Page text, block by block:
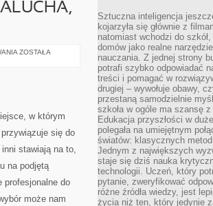
WYCZEKUJĄC
ZOSTAŁA
w którym
się do
stawiają na to,
na podjętą
profesjonalne do
może nam
Sztuczna inteligencja
kojarzyła się głównie z
natomiast wchodzi do
domów jako realne
nauczania. Z jednej strony
potrafi szybko odpowiadać
treści i pomagać w
drugiej – wywołuje obawy,
przestaną samodzielnie
szkoła w ogóle ma szansę
Edukacja przyszłości w
polegała na umiejętnym
światów: klasycznych
Jednym z największych
staje się dziś nauka
technologii. Uczeń, który
pytanie, zweryfikować
różne źródła wiedzy, jest
życia niż ten, który jedynie